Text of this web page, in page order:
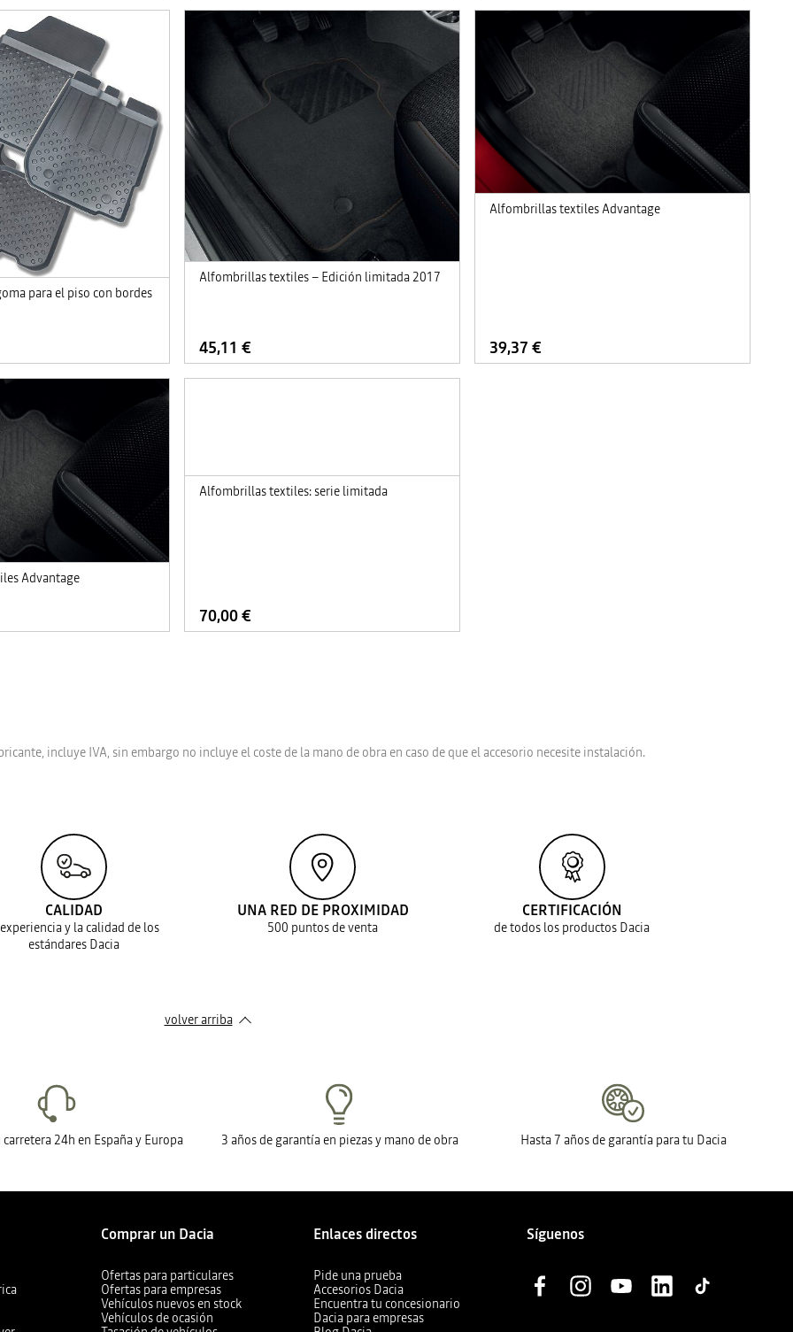
para el piso con bordes
Alfombrillas textiles – Edición limitada 2017
45,11 €
Alfombrillas textiles Advantage
39,37 €
Advantage
Alfombrillas textiles: serie limitada
70,00 €
incluye IVA, sin embargo no incluye el coste de la mano de obra en caso de que el accesorio necesite instalación.
CALIDAD
y la calidad de los
estándares Dacia
UNA RED DE PROXIMIDAD
500 puntos de venta
CERTIFICACIÓN
de todos los productos Dacia
volver arriba
24h en España y Europa 3 años de garantía en piezas y mano de obra Hasta 7 años de garantía para tu Dacia
Comprar un Dacia
Ofertas para particulares
Ofertas para empresas
Vehículos nuevos en stock
Vehículos de ocasión
Enlaces directos
Pide una prueba
Accesorios Dacia
Encuentra tu concesionario
Dacia para empresas
Síguenos